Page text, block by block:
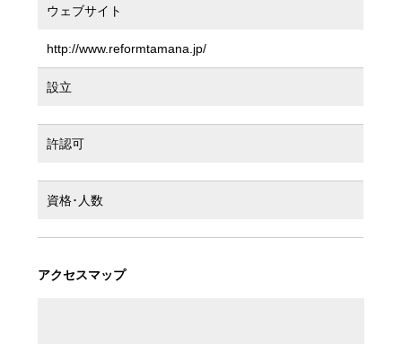
ウェブサイト
http://www.reformtamana.jp/
設立
許認可
資格･人数
アクセスマップ